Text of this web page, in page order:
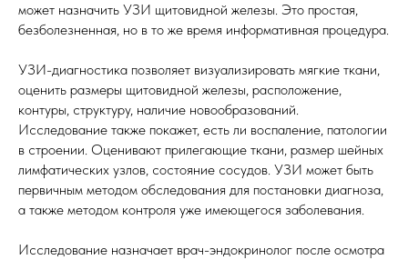
может назначить УЗИ щитовидной железы. Это простая,
безболезненная, но в то же время информативная процедура.
УЗИ-диагностика позволяет визуализировать мягкие ткани,
оценить размеры щитовидной железы, расположение,
контуры, структуру, наличие новообразований.
Исследование также покажет, есть ли воспаление, патологии
в строении. Оценивают прилегающие ткани, размер шейных
лимфатических узлов, состояние сосудов. УЗИ может быть
первичным методом обследования для постановки диагноза,
а также методом контроля уже имеющегося заболевания.
Исследование назначает врач-эндокринолог после осмотра